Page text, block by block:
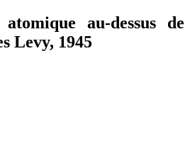
au-dessus de
Levy, 1945